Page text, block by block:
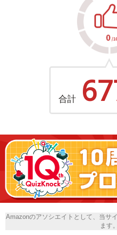
合計
Amazonのアソシエイトとして、当サ
ます。